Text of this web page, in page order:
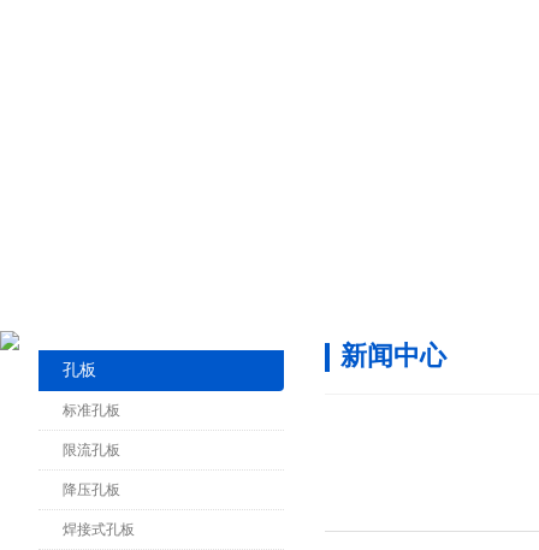
孔板
标准孔板
限流孔板
降压孔板
焊接式孔板
新闻中心